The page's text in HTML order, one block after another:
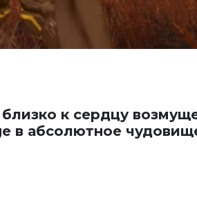
к сердцу
в абсолютное